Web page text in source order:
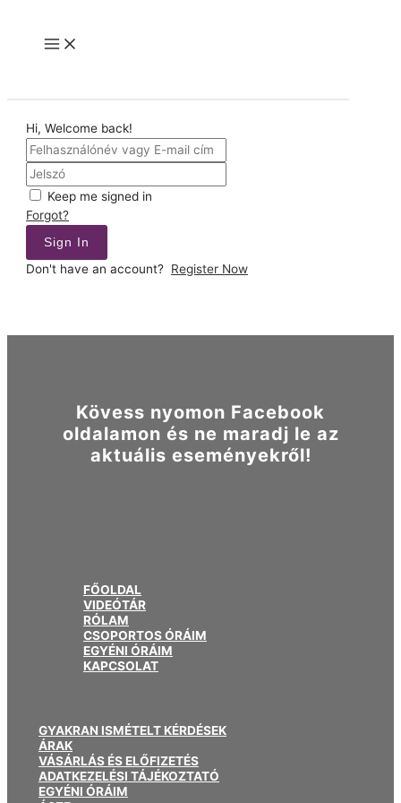
content
Main
Hi, Welcome back!
Keep me signed in
Forgot?
Sign In
Don't have an account? Register Now
Kövess nyomon Facebook
oldalamon és ne maradj le az
aktuális eseményekről!
FŐOLDAL
VIDEÓTÁR
RÓLAM
CSOPORTOS ÓRÁIM
EGYÉNI ÓRÁIM
KAPCSOLAT
GYAKRAN ISMÉTELT KÉRDÉSEK
ÁRAK
VÁSÁRLÁS ÉS ELŐFIZETÉS
ADATKEZELÉSI TÁJÉKOZTATÓ
EGYÉNI ÓRÁIM